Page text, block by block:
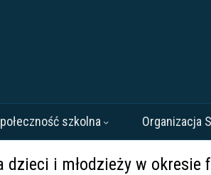
szkolna Organizacja
i młodzieży w okresie